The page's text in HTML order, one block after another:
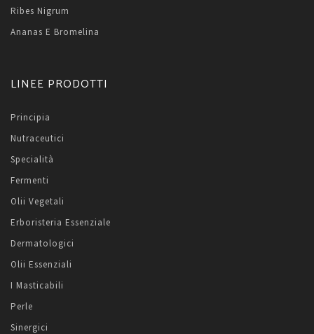
Ribes Nigrum
Ananas E Bromelina
LINEE PRODOTTI
Principia
Nutraceutici
Specialità
Fermenti
Olii Vegetali
Erboristeria Essenziale
Dermatologici
Olii Essenziali
I Masticabili
Perle
Sinergici